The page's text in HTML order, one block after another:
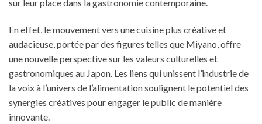
sur leur place dans la gastronomie contemporaine.
En effet, le mouvement vers une cuisine plus créative et
audacieuse, portée par des figures telles que Miyano, offre
une nouvelle perspective sur les valeurs culturelles et
gastronomiques au Japon. Les liens qui unissent l’industrie de
la voix à l’univers de l’alimentation soulignent le potentiel des
synergies créatives pour engager le public de manière
innovante.